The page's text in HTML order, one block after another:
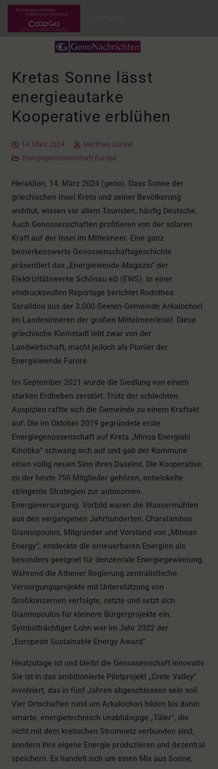
Kretas Sonne lässt
energieautarke
Kooperative erblühen
14. März 2024
Matthias Günkel
Energiegenossenschaft Europa
Heraklion, 14. März 2024 (geno). Dass Sonne der
griechischen Insel Kreta und seiner Bevölkerung
wohltut, wissen vor allem Touristen, häufig Deutsche.
Auch Genossenschaften profitieren von der solaren
Kraft auf der Insel im Mittelmeer. Eine ganz
bemerkenswerte Genossenschaftsgeschichte
präsentiert das „Energiewende-Magazin“ der
Elektrizitätswerke Schönau eG (EWS). In einer
eindrucksvollen Reportage berichtet Rodothea
Seralidou aus der 3.000-Seelen-Gemeinde Arkalochori
im Landesinneren der großen Mittelmeerinsel. Diese
griechische Kleinstadt lebt zwar von der
Landwirtschaft, macht jedoch als Pionier der
Energiewende Furore.
Im September 2021 wurde die Siedlung von einem
starken Erdbeben zerstört. Trotz der schlechten
Auspizien raffte sich die Gemeinde zu einem Kraftakt
auf. Die im Oktober 2019 gegründete erste
Energiegenossenschaft auf Kreta „Minoa Energiaki
Kinotika“ schwang sich auf und gab der Kommune
einen völlig neuen Sinn ihres Daseins. Die Kooperative,
zu der heute 750 Mitglieder gehören, entwickelte
stringente Strategien zur autonomen
Energieversorgung. Vorbild waren die Wassermühlen
aus den vergangenen Jahrhunderten. Charalambos
Giannopoulos, Mitgründer und Vorstand von „Minoan
Energy“, entdeckte die erneuerbaren Energien als
besonders geeignet für denzenrale Energiegewinnung.
Während die Athener Regierung zentralistische
Versorgungsprojekte mit Unterstützung von
Großkonzernen verfolgte, setzte und setzt sich
Giannopoulos für kleinere Bürgerprojekte ein.
Symbolträchtiger Lohn war im Jahr 2022 der
„European Sustainable Energy Award“.
Heutzutage ist und bleibt die Genossenschaft innovativ.
Sie ist in das ambitionierte Pilotprojekt „Crete Valley“
involviert, das in fünf Jahren abgeschlossen sein soll.
Vier Ortschaften rund um Arkalochori bilden bis dahin
smarte, energietechnisch unabhängige „Täler“, die
nicht mit dem kretischen Stromnetz verbunden sind,
sondern ihre eigene Energie produzieren und dezentral
speichern. Es handelt sich um einen Mix aus Sonne,